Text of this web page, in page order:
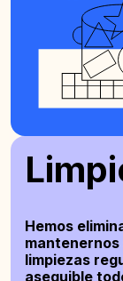
Hemos
limpiezas
asequible